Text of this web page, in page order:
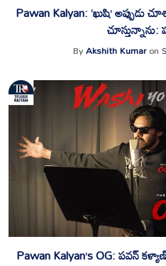
Pawan Kalyan: ‘ఖుషి’ అప్పుడు
ByAkshith Kumaron
Pawan Kalyan’s OG: పవన్